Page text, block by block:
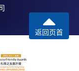
返回页首